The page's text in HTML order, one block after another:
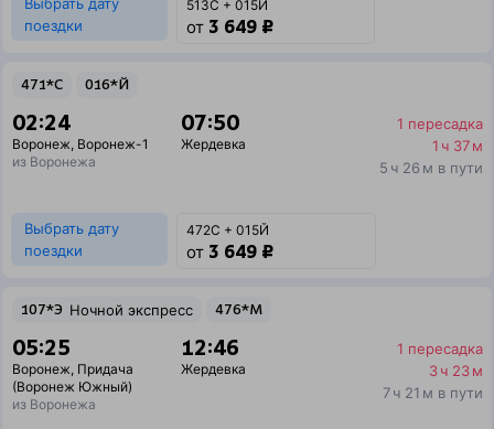
Выбрать дату
поездки
513С + 015Й
от 3 649 ₽
471*С 016*Й
02:24
Воронеж, Воронеж-1
из Воронежа
07:50
Жердевка
1 пересадка
1 ч 37 м
5 ч 26 м в пути
Выбрать дату
поездки
472С + 015Й
от 3 649 ₽
107*Э Ночной экспресс 476*М
05:25
Воронеж, Придача
(Воронеж Южный)
из Воронежа
12:46
Жердевка
1 пересадка
3 ч 23 м
7 ч 21 м в пути